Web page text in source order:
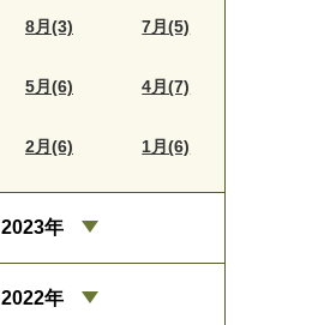
8月(3) 7月(5)
5月(6) 4月(7)
2月(6) 1月(6)
2023年
2022年